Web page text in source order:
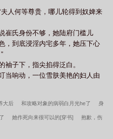
人何等尊贵，哪儿轮得到奴婢来
崔氏身份不够，她陆府门槛儿
，到底浸淫内宅多年，她压下心
袖子下，指尖掐得泛白。
当响动，一位雪肤美艳的妇人由
大后 和攻略对象的病弱白月光he了 身
她作死向来很可以的[穿书] 抱歉，伤